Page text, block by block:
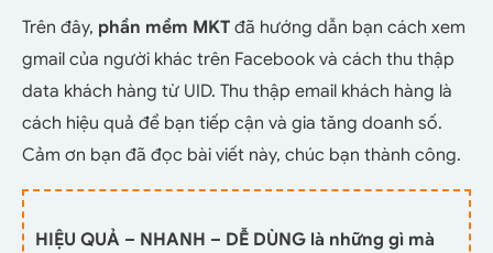
Trên đây, phần mềm MKT đã hướng dẫn bạn cách xem
gmail của người khác trên Facebook và cách thu thập
data khách hàng từ UID. Thu thập email khách hàng là
cách hiệu quả để bạn tiếp cận và gia tăng doanh số.
Cảm ơn bạn đã đọc bài viết này, chúc bạn thành công.
HIỆU QUẢ – NHANH – DỄ DÙNG là những gì mà